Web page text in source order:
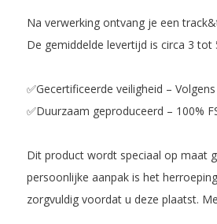
Na verwerking ontvang je een
De gemiddelde levertijd is circa 3 tot
✅Gecertificeerde veiligheid –
✅Duurzaam geproduceerd – 100%
Dit product wordt speciaal op maat
persoonlijke aanpak is het
zorgvuldig voordat u deze plaatst.